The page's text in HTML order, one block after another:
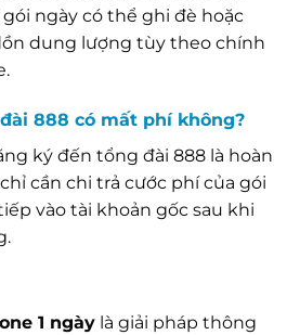
ngày có thể ghi đè hoặc
dung lượng tùy theo chính
888 có mất phí không?
ký đến tổng đài 888 là hoàn
cần chi trả cước phí của gói
vào tài khoản gốc sau khi
1 ngày là giải pháp thông